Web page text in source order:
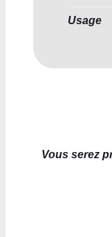
Usage
Vous serez